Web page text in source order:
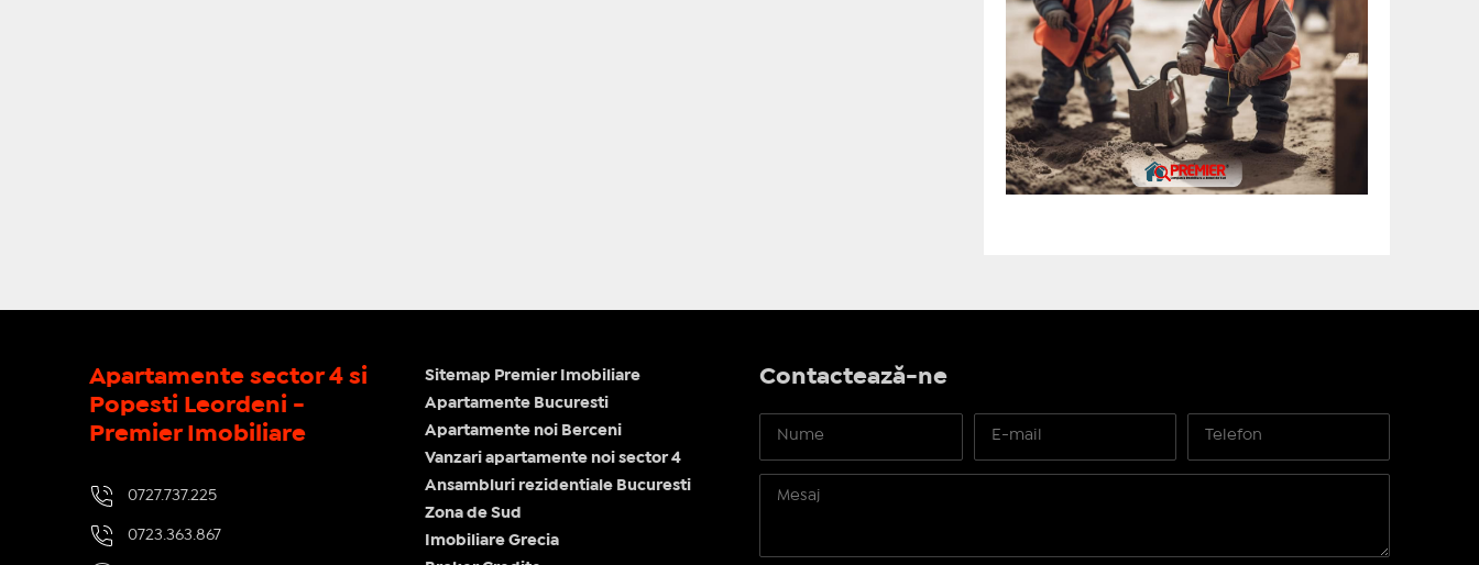
Apartamente sector 4 si
Popesti Leordeni -
Premier Imobiliare
0727.737.225
0723.363.867
Sitemap Premier Imobiliare
Apartamente Bucuresti
Apartamente noi Berceni
Vanzari apartamente noi sector 4
Ansambluri rezidentiale Bucuresti
Zona de Sud
Imobiliare Grecia
Contactează-ne